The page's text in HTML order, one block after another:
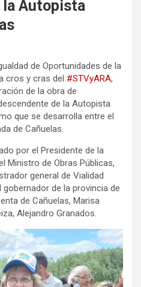
Autopista
de Oportunidades de la
cros y cras del #STVyARA,
de la obra de
de la Autopista
que se desarrolla entre el
de Cañuelas.
por el Presidente de la
Ministro de Obras Públicas,
general de Vialidad
gobernador de la provincia de
de Cañuelas, Marisa
Alejandro Granados.